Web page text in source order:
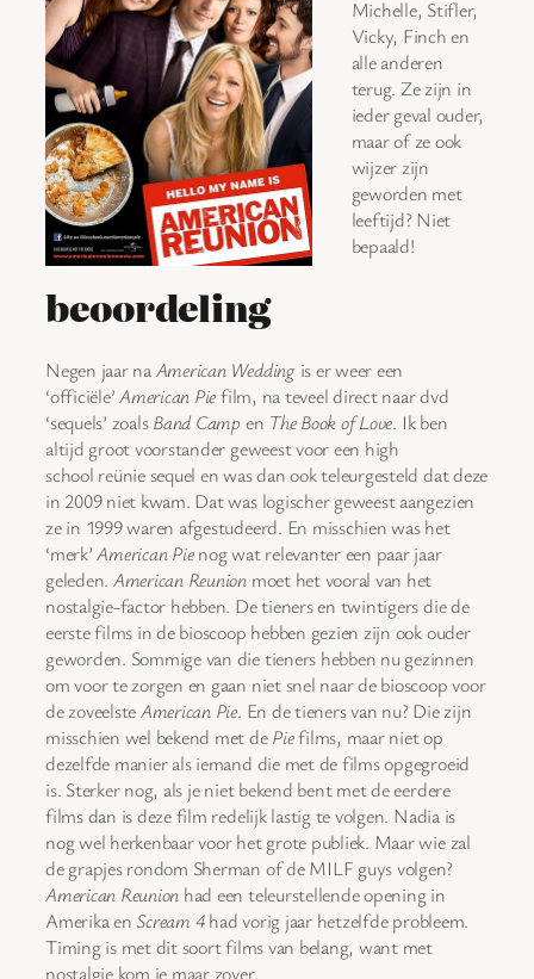
Michelle, Stifler,
Vicky, Finch en
alle anderen
terug. Ze zijn in
ieder geval ouder,
maar of ze ook
wijzer zijn
geworden met
leeftijd? Niet
bepaald!
beoordeling
Negen jaar naAmerican Weddingis er weer een
‘officiële’American Piefilm, na teveel direct naar dvd
‘sequels’ zoalsBand Camp en The Book of Love. Ik ben
altijd groot voorstander geweest voor een high
school reünie sequel en was dan ook teleurgesteld dat deze
in 2009 niet kwam. Dat was logischer geweest aangezien
ze in 1999 waren afgestudeerd. En misschien was het
‘merk’American Pienog wat relevanter een paar jaar
geleden. American Reunion moet het vooral van het
nostalgie-factor hebben. De tieners en twintigers die de
eerste films in de bioscoop hebben gezien zijn ook ouder
geworden. Sommige van die tieners hebben nu gezinnen
om voor te zorgen en gaan niet snel naar de bioscoop voor
de zoveelsteAmerican Pie. En de tieners van nu? Die zijn
misschien wel bekend met dePiefilms, maar niet op
dezelfde manier als iemand die met de films opgegroeid
is. Sterker nog, als je niet bekend bent met de eerdere
films dan is deze film redelijk lastig te volgen. Nadia is
nog wel herkenbaar voor het grote publiek. Maar wie zal
de grapjes rondom Sherman of de MILF guys volgen?
American Reunion had een teleurstellende opening in
Amerika enScream 4had vorig jaar hetzelfde probleem.
Timing is met dit soort films van belang, want met
nostalgie kom je maar zover.